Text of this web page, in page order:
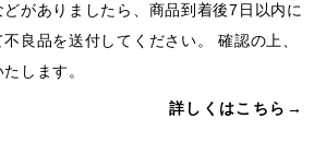
がありましたら、商品到着後7日以内に
良品を送付してください。 確認の上、
します。
詳しくはこちら→